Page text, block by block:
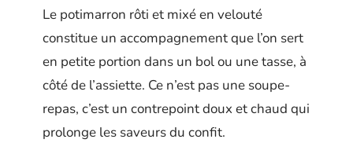
Le potimarron rôti et mixé en velouté
constitue un accompagnement que l’on sert
en petite portion dans un bol ou une tasse, à
côté de l’assiette. Ce n’est pas une soupe-
repas, c’est un contrepoint doux et chaud qui
prolonge les saveurs du confit.